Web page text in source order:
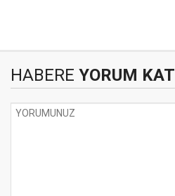
HABERE YORUM KAT